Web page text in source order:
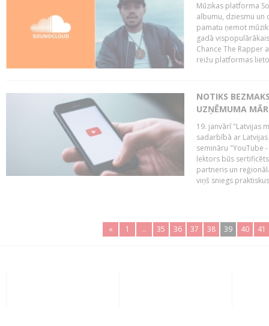
Mūzikas platforma
albumu, dziesmu un
pamatu ņemot
gadā
Chance The Rapper
reižu platformas
NOTIKS
UZŅĒMUMA
19. janvārī "Latvijas
sadarbībā ar
semināru "YouTube
lektors būs
partneris un
viņš sniegs
« 1 .. 35 36 37 38 39 40 41